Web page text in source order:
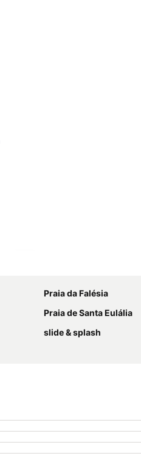
Praia da Falésia
Praia de Santa Eulália
slide & splash